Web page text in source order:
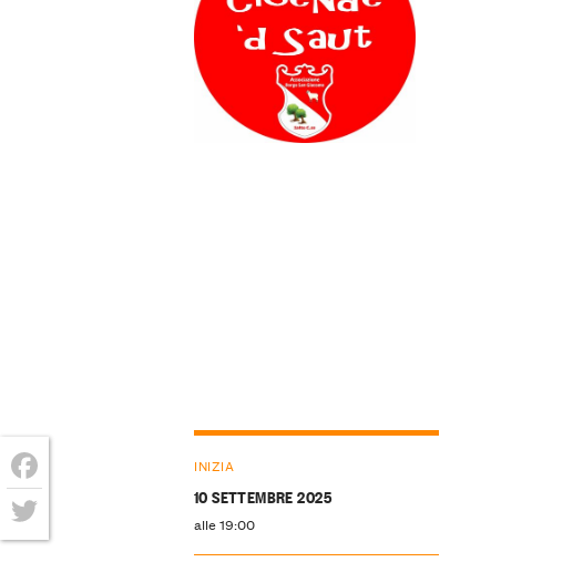
INIZIA
10 SETTEMBRE 2025
alle 19:00
Facebook
Twitter